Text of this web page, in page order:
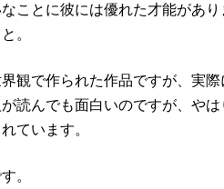
ことに彼には優れた才能があり
。
観で作られた作品ですが、実
読んでも面白いのですが、や
ています。
。